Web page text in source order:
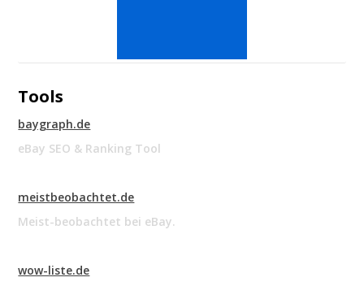
Tools
baygraph.de
eBay SEO & Ranking Tool
meistbeobachtet.de
Meist-beobachtet bei eBay.
wow-liste.de